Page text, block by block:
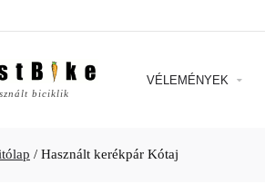
biciklik
VÉLEMÉNYEK
/ Használt kerékpár Kótaj